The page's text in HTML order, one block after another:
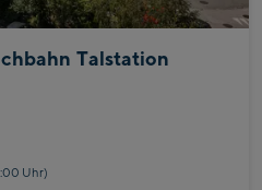
Talstation
Uhr)